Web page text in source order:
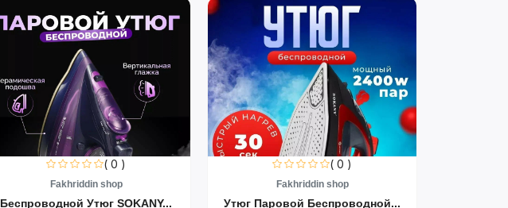
( 0 )
Fakhriddin shop
Беспроводной Утюг SOKANY...
( 0 )
Fakhriddin shop
Утюг Паровой Беспроводной...